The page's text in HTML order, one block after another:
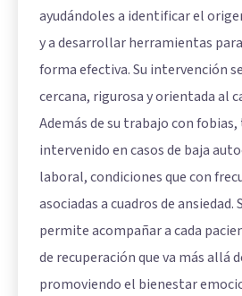
ayudándoles a identificar el
y a desarrollar herramientas
forma efectiva. Su intervención
cercana, rigurosa y orientada al
Además de su trabajo con
intervenido en casos de baja
laboral, condiciones que con
asociadas a cuadros de
permite acompañar a cada
de recuperación que va más allá
promoviendo el bienestar